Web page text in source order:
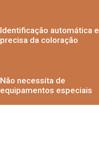
Identificação automática e
precisa da coloração
Não necessita de
equipamentos especiais